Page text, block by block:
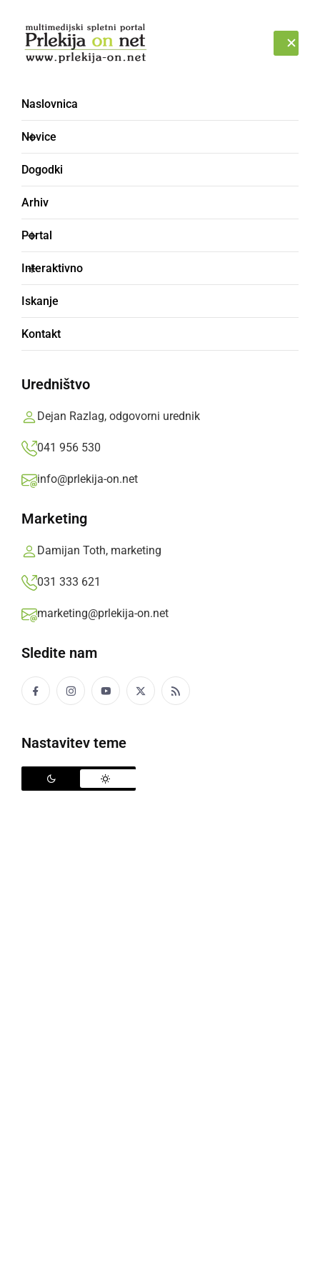
Naslovnica
Novice
Dogodki
Arhiv
Portal
Interaktivno
Iskanje
Kontakt
Uredništvo
Dejan Razlag, odgovorni urednik
041 956 530
info@prlekija-on.net
Marketing
Damijan Toth, marketing
031 333 621
marketing@prlekija-on.net
Sledite nam
Nastavitev teme
Igrajmo se skupaj
KULTURA IN IZOBRAŽEVANJE
Starostniki otrokom predstavili igre svojega
otroštva in mladosti
petek, 28. junij 2019 ob 19:14
skupaj«
torek, 11. oktober 2016 ob 18:36
Popularne rubrike novic
Družabno
Črna kronika
Kultura
Šport